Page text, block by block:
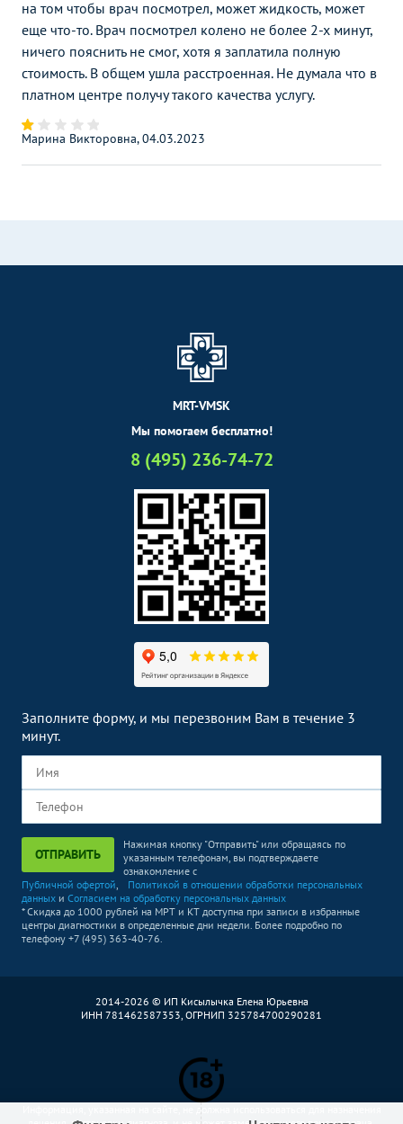
на том чтобы врач посмотрел, может жидкость, может
еще что-то. Врач посмотрел колено не более 2-х минут,
ничего пояснить не смог, хотя я заплатила полную
стоимость. В общем ушла расстроенная. Не думала что в
платном центре получу такого качества услугу.
Марина Викторовна, 04.03.2023
MRT-VMSK
Мы помогаем бесплатно!
8 (495) 236-74-72
Заполните форму, и мы перезвоним Вам в течение 3
минут.
ОТПРАВИТЬ
Нажимая кнопку "Отправить" или обращаясь по
указанным телефонам, вы подтверждаете
ознакомление с
Публичной офертой,
Политикой в отношении обработки персональных
данных и Согласием на обработку персональных данных
* Скидка до 1000 рублей на МРТ и КТ доступна при записи в избранные
центры диагностики в определенные дни недели. Более подробно по
телефону +7 (495) 363-40-76.
2014-2026 © ИП Кисылычка Елена Юрьевна
ИНН 781462587353, ОГРНИП 325784700290281
Информация, указанная на сайте, не должна использоваться для назначения